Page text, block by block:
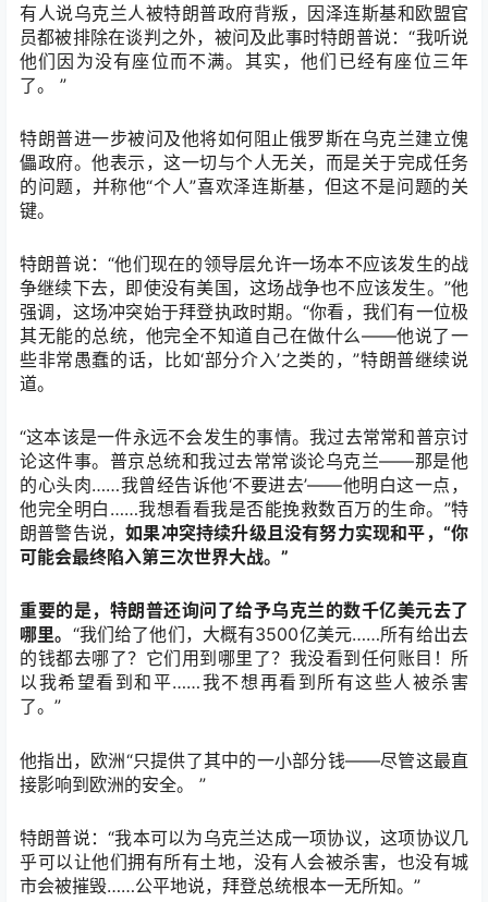
有人说乌克兰人被特朗普政府背叛，因泽连斯基和欧盟官
员都被排除在谈判之外，被问及此事时特朗普说：“我听说
他们因为没有座位而不满。其实，他们已经有座位三年
了。 ”
特朗普进一步被问及他将如何阻止俄罗斯在乌克兰建立傀
儡政府。他表示，这一切与个人无关，而是关于完成任务
的问题，并称他“个人”喜欢泽连斯基，但这不是问题的关
键。
特朗普说：“他们现在的领导层允许一场本不应该发生的战
争继续下去，即使没有美国，这场战争也不应该发生。”他
强调，这场冲突始于拜登执政时期。“你看，我们有一位极
其无能的总统，他完全不知道自己在做什么——他说了一
些非常愚蠢的话，比如‘部分介入’之类的，”特朗普继续说
道。
“这本该是一件永远不会发生的事情。我过去常常和普京讨
论这件事。普京总统和我过去常常谈论乌克兰——那是他
的心头肉……我曾经告诉他‘不要进去’——他明白这一点，
他完全明白……我想看看我是否能挽救数百万的生命。”特
朗普警告说，如果冲突持续升级且没有努力实现和平，“你
可能会最终陷入第三次世界大战。”
重要的是，特朗普还询问了给予乌克兰的数千亿美元去了
哪里。 “我们给了他们，大概有3500亿美元……所有给出去
的钱都去哪了？它们用到哪里了？我没看到任何账目！所
以我希望看到和平……我不想再看到所有这些人被杀害
了。”
他指出，欧洲“只提供了其中的一小部分钱——尽管这最直
接影响到欧洲的安全。 ”
特朗普说：“我本可以为乌克兰达成一项协议，这项协议几
乎可以让他们拥有所有土地，没有人会被杀害，也没有城
市会被摧毁……公平地说，拜登总统根本一无所知。”